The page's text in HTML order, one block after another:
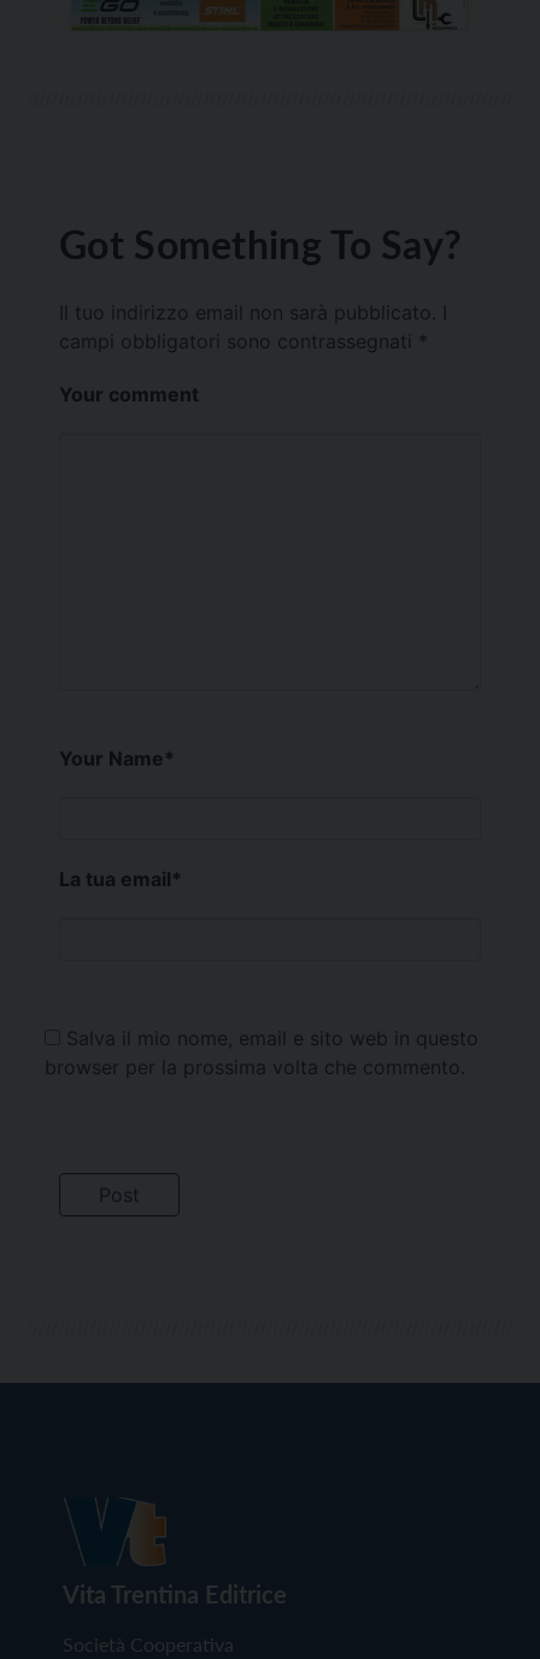
Got Something To Say?
Il tuo indirizzo email non sarà pubblicato.
campi obbligatori sono contrassegnati *
Your comment
Your Name*
La tua email*
Salva il mio nome, email e sito web in questo
browser per la prossima volta che commento.
Vita Trentina Editrice
Società Cooperativa